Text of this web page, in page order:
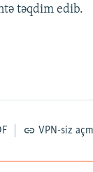
1080p
təqdim edib.
VPN-siz